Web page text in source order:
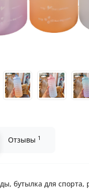
Отзывы 1
бутылка для спорта,